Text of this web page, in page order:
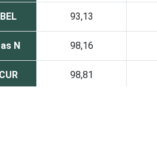
93,13
N 98,16
98,81